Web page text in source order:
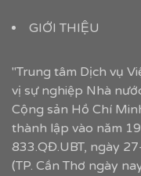
GIỚI THIỆU
"Trung tâm Dịch vụ
vị sự nghiệp Nhà
Cộng sản Hồ Chí
thành lập vào năm
833.QĐ.UBT, ngày
(TP. Cần Thơ ngày